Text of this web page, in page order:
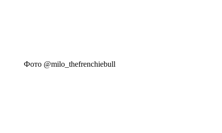
Фото @milo_thefrenchiebull